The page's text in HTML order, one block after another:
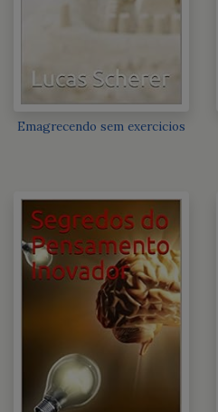
Emagrecendo sem exercicios